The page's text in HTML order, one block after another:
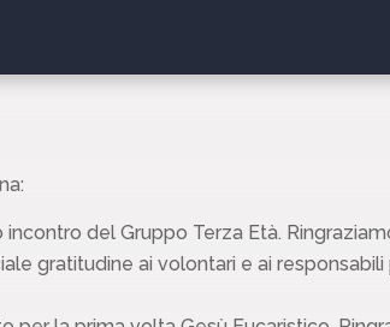
incontro del Gruppo Terza Età.
gratitudine ai volontari e ai